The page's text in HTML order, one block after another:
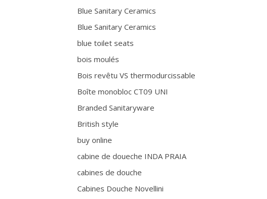
Blue Sanitary Ceramics
Blue Sanitary Ceramics
blue toilet seats
bois moulés
Bois revêtu VS thermodurcissable
Boîte monobloc CT09 UNI
Branded Sanitaryware
British style
buy online
cabine de doueche INDA PRAIA
cabines de douche
Cabines Douche Novellini